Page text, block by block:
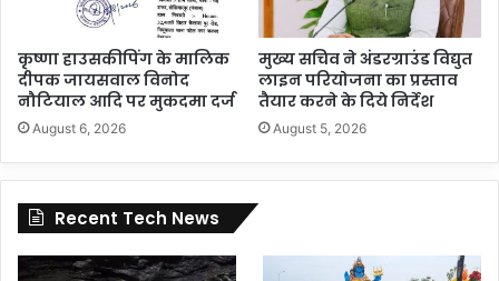
कृष्णा हाउसकीपिंग के मालिक
दीपक जायसवाल विनोद
नौटियाल आदि पर मुकदमा दर्ज
August 6, 2026
मुख्य सचिव ने अंडरग्राउंड विद्युत
लाइन परियोजना का प्रस्ताव
तैयार करने के दिये निर्देश
August 5, 2026
Recent Tech News